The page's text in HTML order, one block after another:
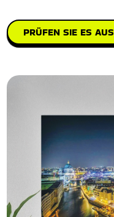
PRÜFEN SIE ES AUS